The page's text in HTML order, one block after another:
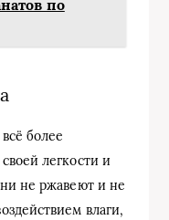
по
более
легкости и
не ржавеют и не
влаги,